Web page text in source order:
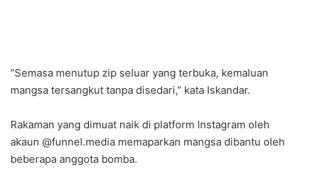
“Semasa menutup zip seluar yang terbuka, kemaluan
mangsa tersangkut tanpa disedari,” kata Iskandar.
Rakaman yang dimuat naik di platform Instagram oleh
akaun @funnel.media memaparkan mangsa dibantu oleh
beberapa anggota bomba.